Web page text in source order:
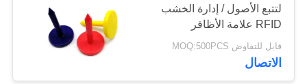
PRIVACY
POLICY
لتتبع الأصول / إدارة الخشب
RFID علامة الأظافر
قابل للتفاوض MOQ:500PCS
الاتصال